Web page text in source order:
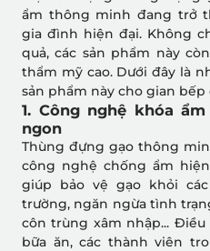
ẩm thông minh đang trở
gia đình hiện đại. Không
quả, các sản phẩm này
thẩm mỹ cao. Dưới đây là
sản phẩm này cho gian bếp
1. Công nghệ khóa
ngon
Thùng đựng gạo thông
công nghệ chống ẩm
giúp bảo vệ gạo khỏi
trường, ngăn ngừa tình
côn trùng xâm nhập...
bữa ăn, các thành viên